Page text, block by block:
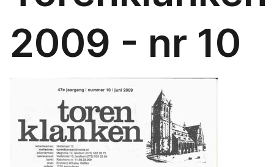
2009 - nr 10